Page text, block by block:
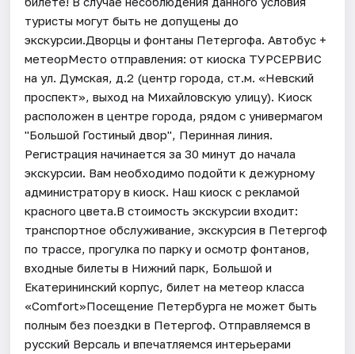
туристы могут быть не допущены до
экскурсии.Дворцы и фонтаны Петергофа. Автобус +
метеорМесто отправления: от киоска ТУРСЕРВИС
на ул. Думская, д.2 (центр города, ст.м. «Невский
проспект», выход на Михайловскую улицу). Киоск
расположен в центре города, рядом с универмагом
"Большой Гостиный двор", Перинная линия.
Регистрация начинается за 30 минут до начала
экскурсии. Вам необходимо подойти к дежурному
администратору в киоск. Наш киоск с рекламой
красного цвета.В стоимость экскурсии входит:
транспортное обслуживание, экскурсия в Петергоф
по трассе, прогулка по парку и осмотр фонтанов,
входные билеты в Нижний парк, Большой и
Екатерининский корпус, билет на метеор класса
«Comfort»Посещение Петербурга не может быть
полным без поездки в Петергоф. Отправляемся в
русский Версаль и впечатляемся интерьерами